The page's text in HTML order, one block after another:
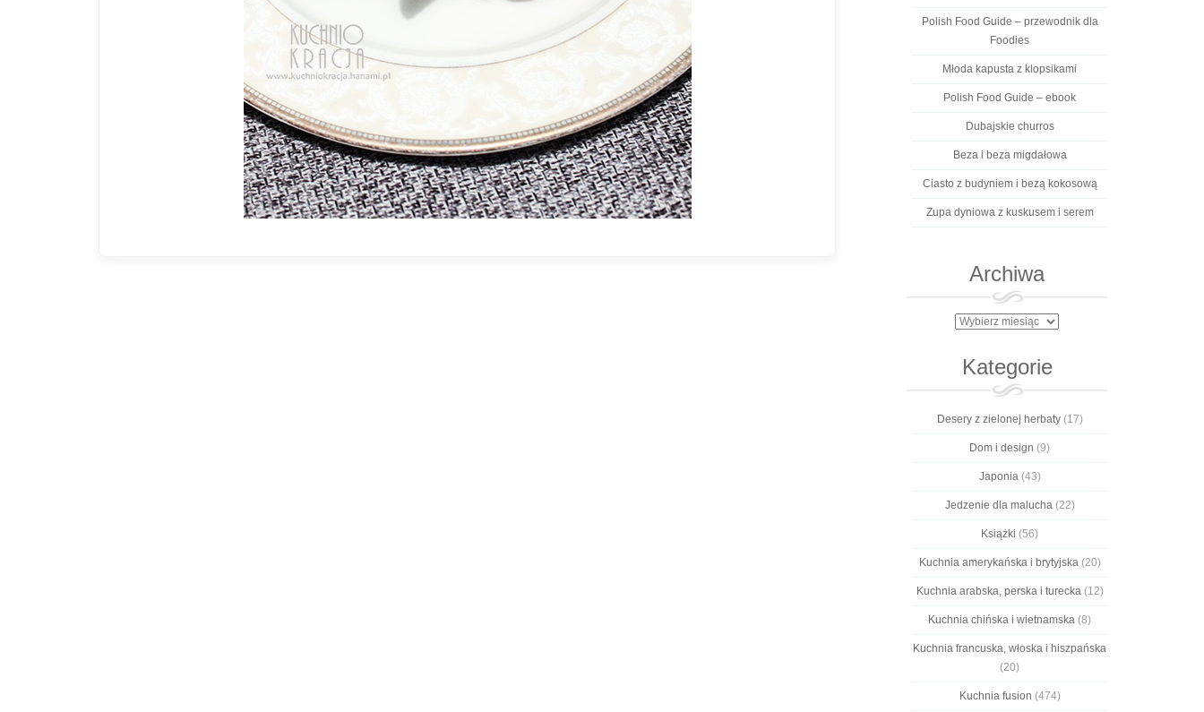
Polish Food Guide – przewodnik dla
Foodies
Młoda kapusta z klopsikami
Polish Food Guide – ebook
Dubajskie churros
Beza i beza migdałowa
Ciasto z budyniem i bezą kokosową
Zupa dyniowa z kuskusem i serem
Archiwa
Archiwa
Kategorie
Desery z zielonej herbaty(17)
Dom i design (9)
Japonia(43)
Jedzenie dla malucha(22)
Książki (56)
Kuchnia amerykańska i brytyjska(20)
Kuchnia arabska, perska i turecka(12)
Kuchnia chińska i wietnamska (8)
Kuchnia francuska, włoska i hiszpańska
(20)
Kuchnia fusion (474)